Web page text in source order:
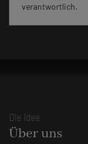
verantwortlich.
Die Idee
Über uns